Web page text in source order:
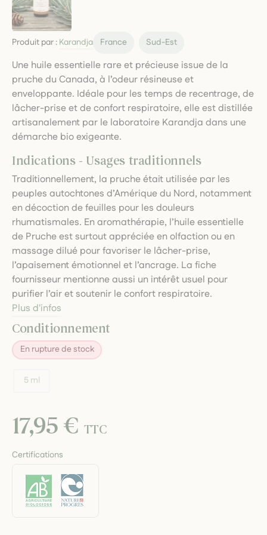
Produit par : Karandja France Sud-Est
Une huile essentielle rare et précieuse issue de la
pruche du Canada, à l’odeur résineuse et
enveloppante. Idéale pour les temps de recentrage, de
lâcher-prise et de confort respiratoire, elle est distillée
artisanalement par le laboratoire Karandja dans une
démarche bio exigeante.
Indications - Usages traditionnels
Traditionnellement, la pruche était utilisée par les
peuples autochtones d’Amérique du Nord, notamment
en décoction de feuilles pour les douleurs
rhumatismales. En aromathérapie, l’huile essentielle
de Pruche est surtout appréciée en olfaction ou en
massage dilué pour favoriser le lâcher-prise,
l’apaisement émotionnel et l’ancrage. La fiche
fournisseur mentionne aussi un intérêt usuel pour
purifier l’air et soutenir le confort respiratoire.
Plus d'infos
Conditionnement
En rupture de stock
5 ml
17,95 €TTC
Certifications